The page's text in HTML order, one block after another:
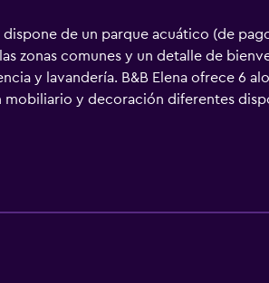
dispone de un parque acuático (de
zonas comunes y un detalle de
y lavandería. B&B Elena ofrece 6
mobiliario y decoración diferentes
de 24 pulgadas con canales
gratuitos. Los huéspedes